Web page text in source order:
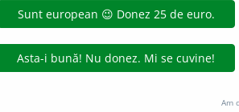
acțiuni
© 2004-2026 dexonline (https://
acest site, inclusiv prin orice metode de extragere
scris, cu excepția seturilor de date oferite oficialAm